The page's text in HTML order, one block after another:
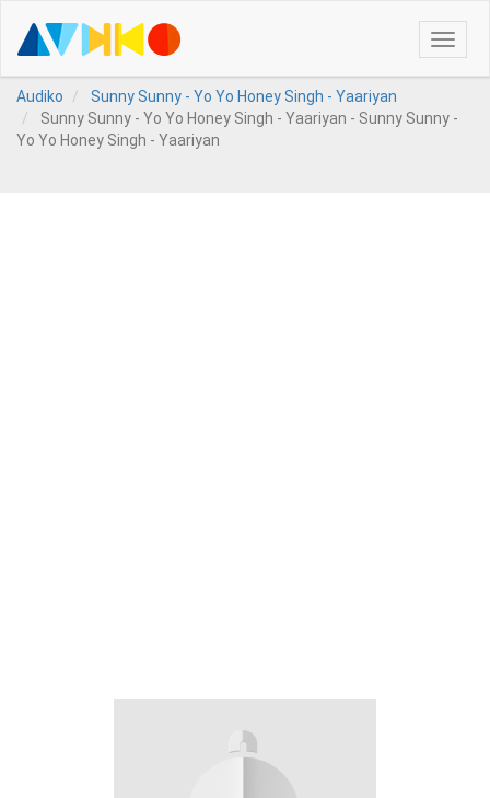
Toggle
Audiko
Sunny Sunny - Yo Yo Honey Singh - Yaariyan
Sunny Sunny - Yo Yo Honey Singh - Yaariyan - Sunny Sunny -
Yo Yo Honey Singh - Yaariyan